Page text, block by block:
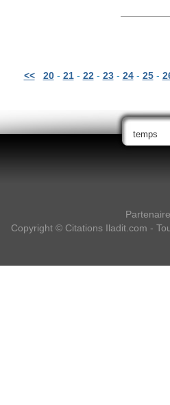
<< 20- 21- 22- 23- 24- 25-
Copyright © Citations Iladit.com -